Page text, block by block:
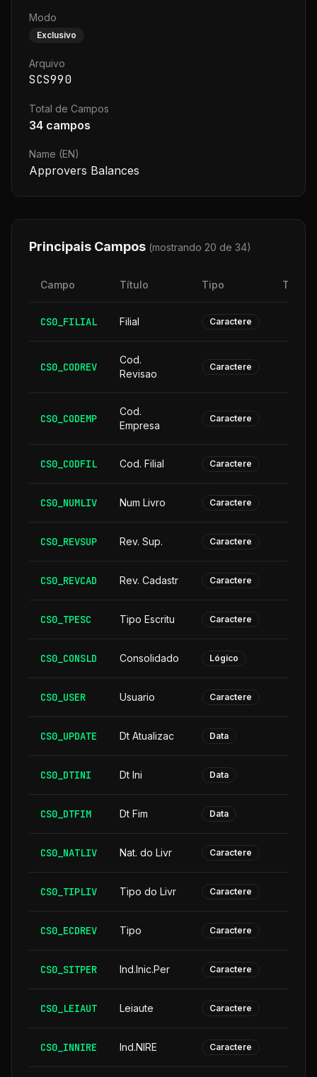
Modo
Exclusivo
Arquivo
SCS990
Total de Campos
34 campos
Name (EN)
Approvers Balances
Principais Campos (mostrando 20 de 34)
Campo Título Tipo
CS0_FILIAL Filial Caractere
CS0_CODREV
Cod.
Revisao
Caractere
CS0_CODEMP
Cod.
Empresa
Caractere
CS0_CODFIL Cod. Filial Caractere
CS0_NUMLIV Num Livro Caractere
CS0_REVSUP Rev. Sup. Caractere
CS0_REVCAD Rev. Cadastr Caractere
CS0_TPESC Tipo Escritu Caractere
CS0_CONSLD Consolidado Lógico
CS0_USER Usuario Caractere
CS0_UPDATE Dt Atualizac Data
CS0_DTINI Dt Ini Data
CS0_DTFIM Dt Fim Data
CS0_NATLIV Nat. do Livr Caractere
CS0_TIPLIV Tipo do Livr Caractere
CS0_ECDREV Tipo Caractere
CS0_SITPER Ind.Inic.Per Caractere
CS0_LEIAUT Leiaute Caractere
CS0_INNIRE Ind.NIRE Caractere